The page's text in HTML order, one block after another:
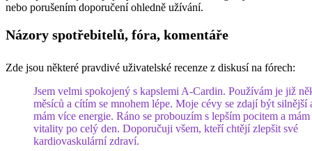
nebo porušením doporučení ohledně užívání.
Názory spotřebitelů, fóra, komentáře
Zde jsou některé pravdivé uživatelské recenze z diskusí na fórech:
Jsem velmi spokojený s kapslemi A-Cardin. Používám je již
měsíců a cítím se mnohem lépe. Moje cévy se zdají být silnější
mám více energie. Ráno se probouzím s lepším pocitem a
vitality po celý den. Doporučuji všem, kteří chtějí zlepšit své
kardiovaskulární zdraví.